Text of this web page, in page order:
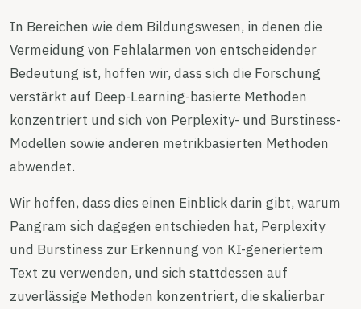
In Bereichen wie dem Bildungswesen, in denen die
Vermeidung von Fehlalarmen von entscheidender
Bedeutung ist, hoffen wir, dass sich die Forschung
verstärkt auf Deep-Learning-basierte Methoden
konzentriert und sich von Perplexity- und Burstiness-
Modellen sowie anderen metrikbasierten Methoden
abwendet.
Wir hoffen, dass dies einen Einblick darin gibt, warum
Pangram sich dagegen entschieden hat, Perplexity
und Burstiness zur Erkennung von KI-generiertem
Text zu verwenden, und sich stattdessen auf
zuverlässige Methoden konzentriert, die skalierbar